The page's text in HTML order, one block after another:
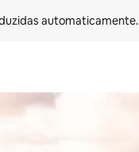
automaticamente.